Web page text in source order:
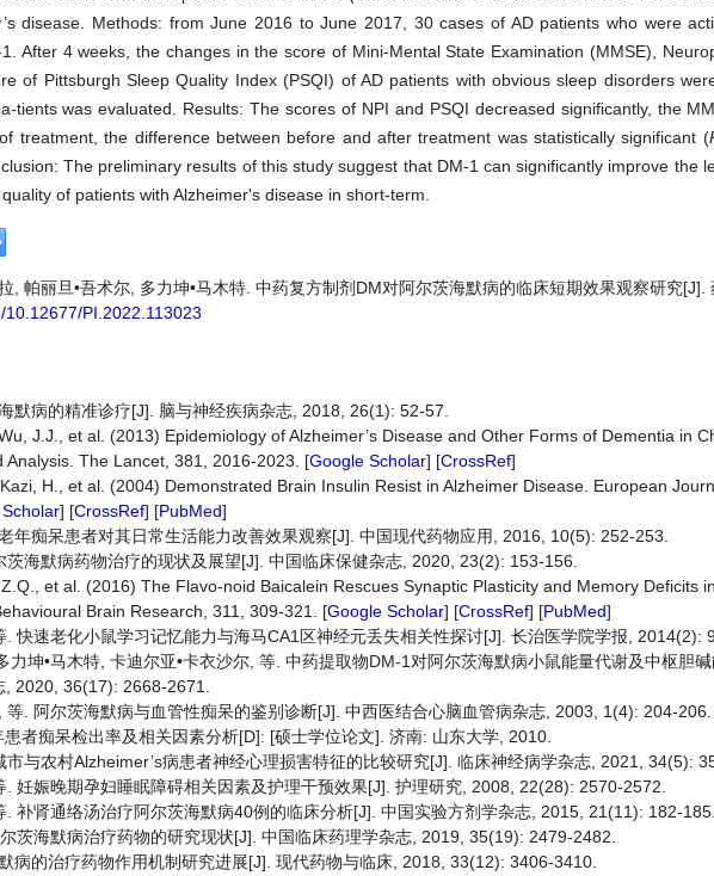
disease. Methods: from June 2016 to June 2017, 30 cases of AD patients who were
After 4 weeks, the changes in the score of Mini-Mental State Examination (MMSE),
of Pittsburgh Sleep Quality Index (PSQI) of AD patients with obvious sleep disorders
tients was evaluated. Results: The scores of NPI and PSQI decreased significantly, the
treatment, the difference between before and after treatment was statistically significant (
The preliminary results of this study suggest that DM-1 can significantly improve the
of patients with Alzheimer's disease in short-term.
, 帕丽旦•吾术尔, 多力坤•马木特. 中药复方制剂DM对阿尔茨海默病的临床短期效果观察研究[J].
10.12677/PI.2022.113023
默病的精准诊疗[J]. 脑与神经疾病杂志, 2018, 26(1): 52-57.
J.J., et al. (2013) Epidemiology of Alzheimer’s Disease and Other Forms of Dementia in
Analysis. The Lancet, 381, 2016-2023. [Google Scholar] [CrossRef]
H., et al. (2004) Demonstrated Brain Insulin Resist in Alzheimer Disease. European
] [CrossRef] [PubMed]
年痴呆患者对其日常生活能力改善效果观察[J]. 中国现代药物应用, 2016, 10(5): 252-253.
海默病药物治疗的现状及展望[J]. 中国临床保健杂志, 2020, 23(2): 153-156.
et al. (2016) The Flavo-noid Baicalein Rescues Synaptic Plasticity and Memory Deficits
Brain Research, 311, 309-321. [Google Scholar] [CrossRef] [PubMed]
快速老化小鼠学习记忆能力与海马CA1区神经元丢失相关性探讨[J]. 长治医学院学报, 2014(2):
力坤•马木特, 卡迪尔亚•卡衣沙尔, 等. 中药提取物DM-1对阿尔茨海默病小鼠能量代谢及中枢胆
2020, 36(17): 2668-2671.
. 阿尔茨海默病与血管性痴呆的鉴别诊断[J]. 中西医结合心脑血管病杂志, 2003, 1(4): 204-206.
者痴呆检出率及相关因素分析[D]: [硕士学位论文]. 济南: 山东大学, 2010.
与农村Alzheimer’s病患者神经心理损害特征的比较研究[J]. 临床神经病学杂志, 2021, 34(5):
妊娠晚期孕妇睡眠障碍相关因素及护理干预效果[J]. 护理研究, 2008, 22(28): 2570-2572.
补肾通络汤治疗阿尔茨海默病40例的临床分析[J]. 中国实验方剂学杂志, 2015, 21(11): 182-185.
茨海默病治疗药物的研究现状[J]. 中国临床药理学杂志, 2019, 35(19): 2479-2482.
病的治疗药物作用机制研究进展[J]. 现代药物与临床, 2018, 33(12): 3406-3410.